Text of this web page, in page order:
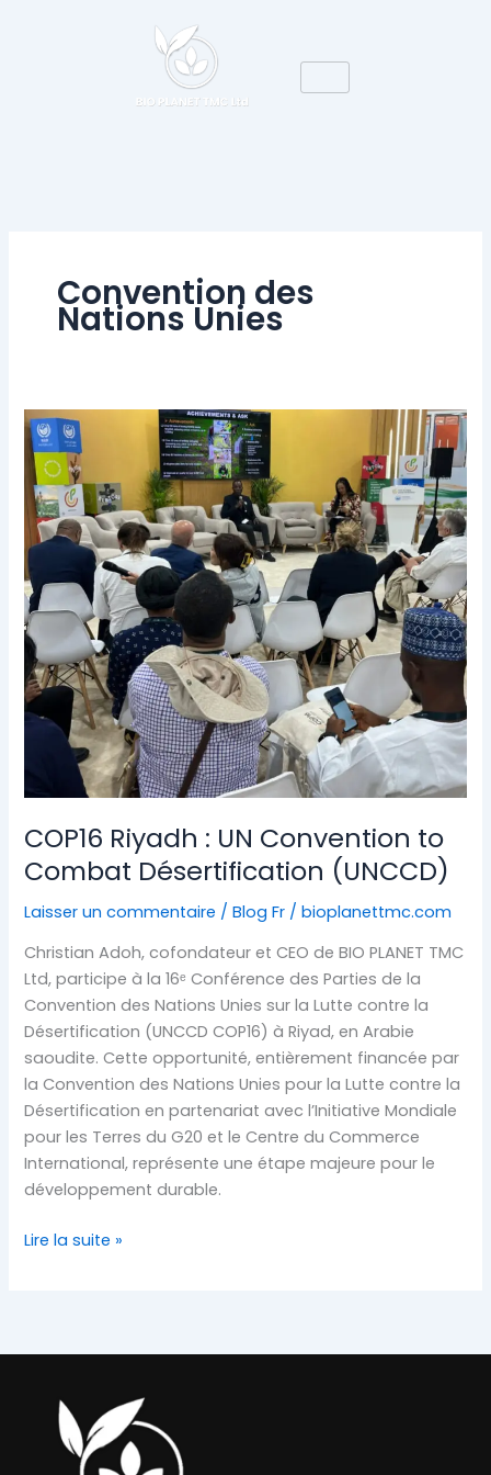
Convention des
Nations Unies
COP16 Riyadh : UN Convention to
Combat Désertification (UNCCD)
Laisser un commentaire /Blog Fr /bioplanettmc.com
Christian Adoh, cofondateur et CEO de BIO PLANET TMC
Ltd, participe à la 16ᵉ Conférence des Parties de la
Convention des Nations Unies sur la Lutte contre la
Désertification (UNCCD COP16) à Riyad, en Arabie
saoudite. Cette opportunité, entièrement financée par
la Convention des Nations Unies pour la Lutte contre la
Désertification en partenariat avec l’Initiative Mondiale
pour les Terres du G20 et le Centre du Commerce
International, représente une étape majeure pour le
développement durable.
COP16
Riyadh
UN
Convention
to
Combat
Désertification
(UNCCD)
Lire la suite »